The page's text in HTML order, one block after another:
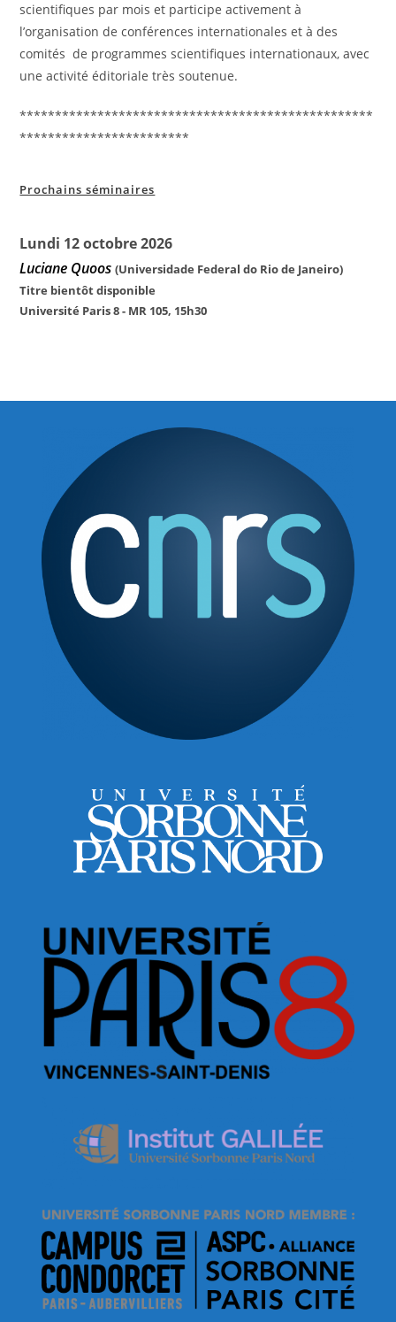
scientifiques par mois et participe activement à
l’organisation de conférences internationales et à des
comités de programmes scientifiques internationaux, avec
une activité éditoriale très soutenue.
**************************************************
************************
Prochains séminaires
Lundi 12 octobre 2026
Luciane Quoos (Universidade Federal do Rio de Janeiro)
Titre bientôt disponible
Université Paris 8 - MR 105, 15h30